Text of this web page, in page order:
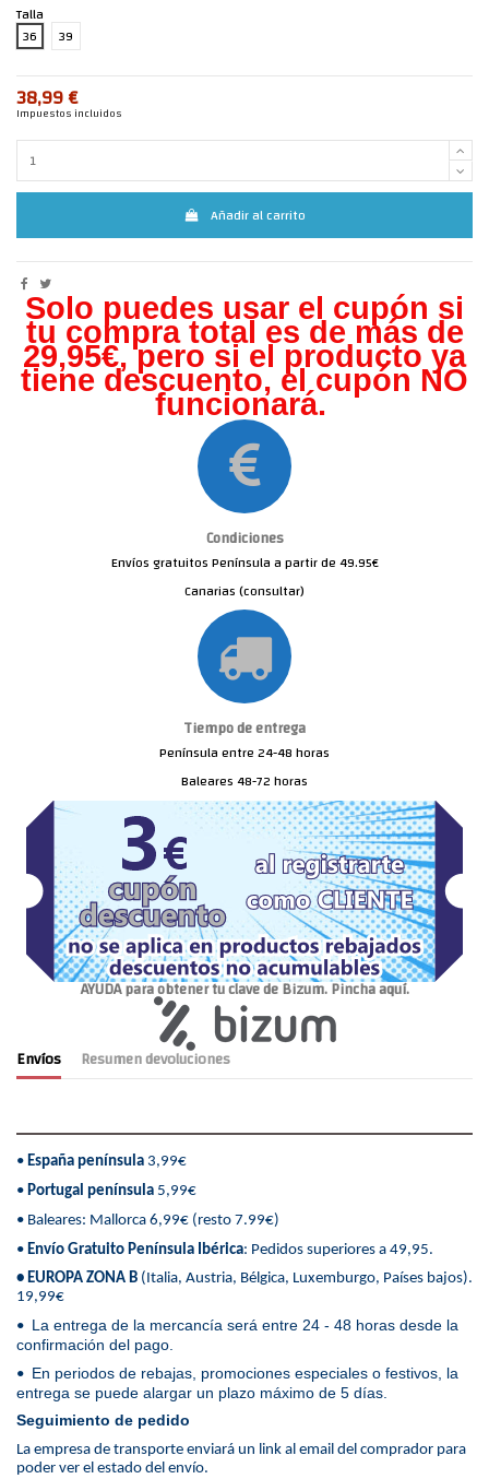
Talla
36
39
38,99 €
Impuestos incluidos
Añadir al carrito
Solo puedes usar el cupón si
tu compra total es de más de
29,95€, pero si el producto ya
tiene descuento, el cupón NO
funcionará.
Condiciones
Envíos gratuitos Península a partir de 49.95€
Canarias (consultar)
Tiempo de entrega
Península entre 24-48 horas
Baleares 48-72 horas
AYUDA para obtener tu clave de Bizum. Pincha aquí.
Envíos Resumen devoluciones
• España península 3,99€
• Portugal península 5,99€
• Baleares: Mallorca 6,99€ (resto 7.99€)
• Envío Gratuito Península Ibérica: Pedidos superiores a 49,95.
• EUROPA ZONA B (Italia, Austria, Bélgica, Luxemburgo, Países bajos).
19,99€
• La entrega de la mercancía será entre 24 - 48 horas desde la
confirmación del pago.
• En periodos de rebajas, promociones especiales o festivos, la
entrega se puede alargar un plazo máximo de 5 días.
Seguimiento de pedido
La empresa de transporte enviará un link al email del comprador para
poder ver el estado del envío.